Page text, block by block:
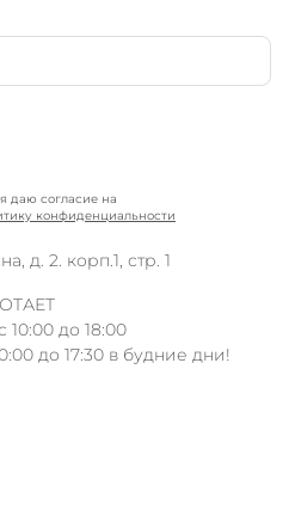
даю согласие на
конфиденциальности
д. 2. корп.1, стр. 1
до 18:00
до 17:30 в будние дни!